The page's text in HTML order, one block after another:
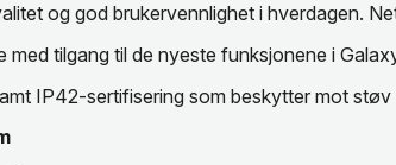
og god brukervennlighet i hverdagen.
tilgang til de nyeste funksjonene i
IP42-sertifisering som beskytter mot